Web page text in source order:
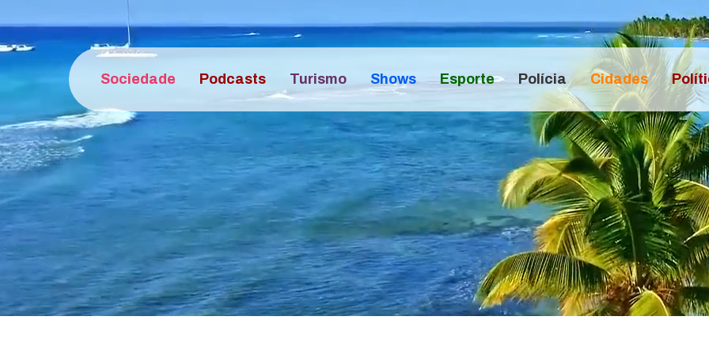
Cidades
Polícia
Esporte
Shows
Turismo
Podcasts
Sociedade